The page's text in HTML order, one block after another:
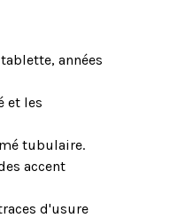
années
et les
tubulaire.
accent
d'usure